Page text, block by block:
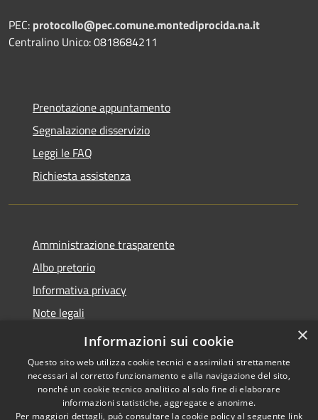
PEC: protocollo@pec.comune.montediprocida.na.it
Centralino Unico:0818684211
Prenotazione appuntamento
Segnalazione disservizio
Leggi le FAQ
Richiesta assistenza
Amministrazione trasparente
Albo pretorio
Informativa privacy
Note legali
Dichiarazione di accessibilità
Copyright © 2026 • Comune di
×
Informazioni sui cookie
Questo sito web utilizza cookie tecnici e assimilati strettamente
necessari al corretto funzionamento e alla navigazione del sito,
nonché un cookie tecnico analitico al solo fine di elaborare
informazioni statistiche, aggregate e anonime.
Per maggiori dettagli, può consultare la cookie policy al seguente link